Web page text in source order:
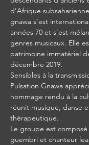
d’Afrique
gnawa s’est
années 70 et s’est
genres musicaux. Elle
patrimoine immatériel
décembre 2019.
Sensibles à la
Pulsation Gnawa
hommage rendu à la
réunit musique, danse
thérapeutique.
Le groupe est
guembri et chanteur